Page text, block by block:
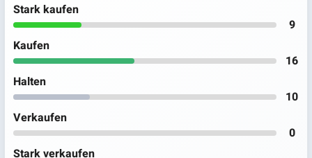
Stark kaufen
9
Kaufen
16
Halten
10
Verkaufen
0
Stark verkaufen